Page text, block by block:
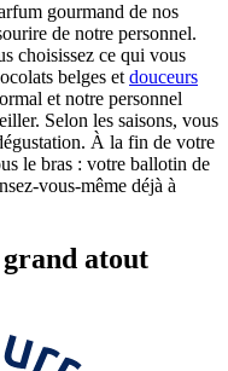
gourmand de nos
de notre personnel.
choisissez ce qui vous
belges et douceurs
et notre personnel
Selon les saisons, vous
À la fin de votre
le bras : votre ballotin de
vous-même déjà à
atout